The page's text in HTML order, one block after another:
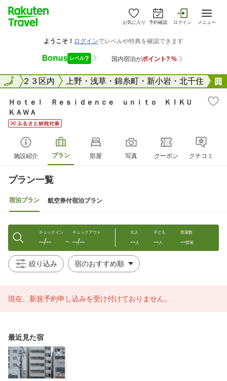
お気に入り 予約確認 ログイン メニュー
東京２３区内 上野・浅草・錦糸町・新小岩・北千住
全国
Ｈｏｔｅｌ Ｒｅｓｉｄｅｎｃｅ ｕｎｉｔｏ ＫＩＫＵ
ＫＡＷＡ
施設紹介 プラン 部屋 写真 クーポン クチコミ
プラン一覧
宿泊プラン 航空券付宿泊プラン
チェックイン
--/-- 〜
チェックアウト
--/--
大人
--人
子ども
--人
部屋数
--部屋
絞り込み
現在、新規予約申し込みを受け付けておりません。
最近見た宿